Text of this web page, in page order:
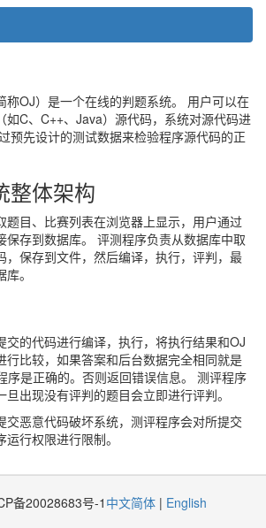
称OJ）是一个在线的判题系统。 用户可以在
如C、C++、Java）源代码，系统对源代码进
预先设计的测试数据来检验程序源代码的正
整体架构
题目、比赛列表在浏览器上显示，用户通过
保存到数据库。 评测程序负责从数据库中取
，保存到文件，然后编译，执行，评判，最
。
交的代码进行编译，执行，将执行结果和OJ
行比较，如果答案和后台数据完全相同就是
序是正确的。否则返回错误信息。 测评程序
出现没有评判的题目会立即进行评判。
交恶意代码破坏系统，测评程序会对所提交
行权限进行限制。
备20028683号-1 中文简体 | English